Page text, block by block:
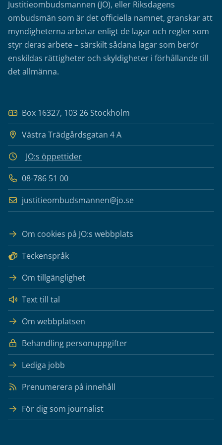
Justitieombudsmannen (JO), eller Riksdagens
ombudsmän som är det officiella namnet, granskar att
myndigheterna arbetar enligt de lagar och regler som
styr deras arbete – särskilt sådana lagar som berör
enskildas rättigheter och skyldigheter i förhållande till
det allmänna.
Box 16327, 103 26 Stockholm
Västra Trädgårdsgatan 4 A
JO:s öppettider
08-786 51 00
justitieombudsmannen@jo.se
Om cookies på JO:s webbplats
Teckenspråk
Om tillgänglighet
Text till tal
Om webbplatsen
Behandling personuppgifter
Lediga jobb
Prenumerera på innehåll
För dig som journalist